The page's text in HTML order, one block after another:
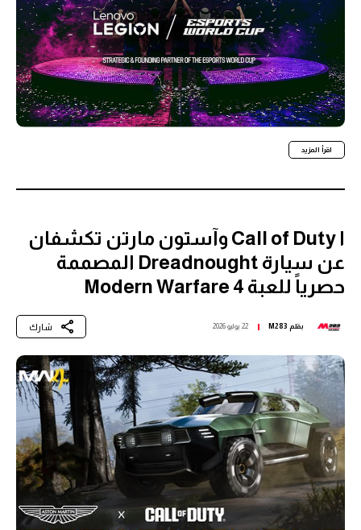
اقرأ المزيد
ا Call of Duty وآستون مارتن تكشفان
عن سيارة Dreadnought المصممة
حصرياً للعبة Modern Warfare 4
بقلم M283 22 يوليو 2026 شارك